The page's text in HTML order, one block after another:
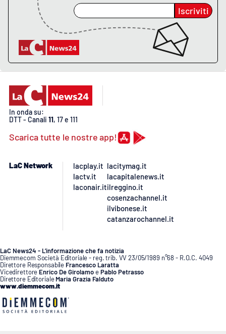
Reggio Calabria
Cosenza
Lamezia Terme
PROGETTI
SPECIALI
Buona Sanità Calabria
LACALABRIAVISIONE
Food
Storie
LAC
NETWORK
Iscriviti
In onda su:
DTT - Canali 11, 17 e 111
Scarica tutte le nostre app!
LaC Network
lacplay.it
lactv.it
laconair.it
lacitymag.it
lacapitalenews.it
ilreggino.it
cosenzachannel.it
ilvibonese.it
catanzarochannel.it
LaC News24 - L’informazione che fa notizia
Diemmecom Società Editoriale - reg. trib. VV 23/05/1989 n°68 - R.O.C. 4049
Direttore Responsabile Francesco Laratta
Vicedirettore Enrico De GirolamoePablo Petrasso
Direttore Editoriale Maria Grazia Falduto
www.diemmecom.it